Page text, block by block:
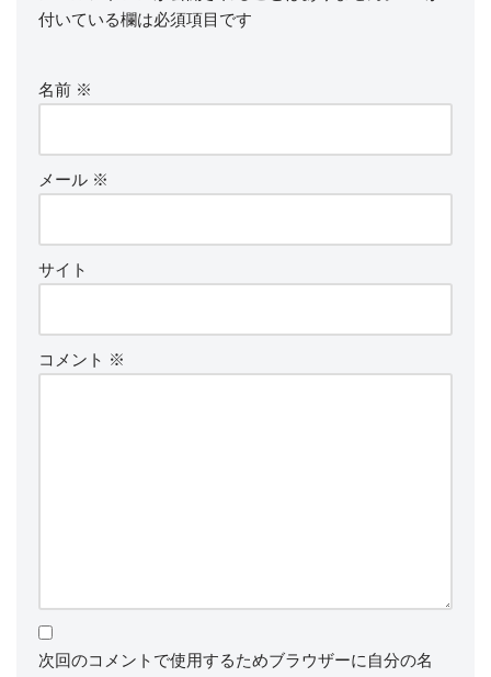
付いている欄は必須項目です
名前 ※
メール ※
サイト
コメント ※
次回のコメントで使用するためブラウザーに自分の名